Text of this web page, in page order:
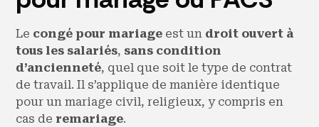
Le congé pour mariage est un droit ouvert à
tous les salariés, sans condition
d’ancienneté, quel que soit le type de contrat
de travail. Il s’applique de manière identique
pour un mariage civil, religieux, y compris en
cas de remariage.